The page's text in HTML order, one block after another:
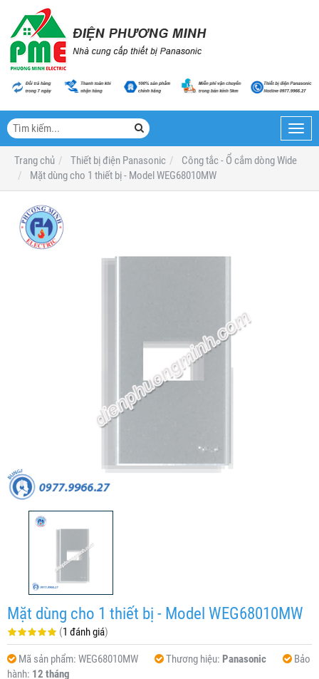
Trang chủ
Thiết bị điện Panasonic
Công tắc - Ổ cắm dòng Wide
Mặt dùng cho 1 thiết bị - Model WEG68010MW
Mặt dùng cho 1 thiết bị - Model WEG68010MW
(1 đánh giá)
Mã sản phẩm: WEG68010MW Thương hiệu: Panasonic
Bảo
hành: 12 tháng